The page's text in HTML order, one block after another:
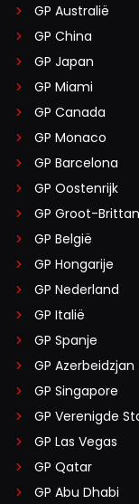
GP Australië
GP China
GP Japan
GP Miami
GP Canada
GP Monaco
GP Barcelona
GP Oostenrijk
GP Groot-
GP België
GP Hongarije
GP Nederland
GP Italië
GP Spanje
GP Azerbeidzjan
GP Singapore
GP Verenigde
GP Las Vegas
GP Qatar
GP Abu Dhabi